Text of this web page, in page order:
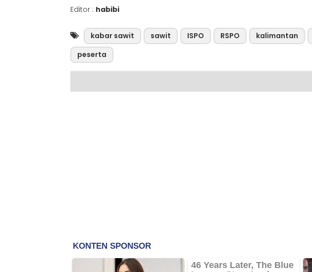
Editor : habibi
kabar sawit sawit ISPO RSPO kalimantan
peserta